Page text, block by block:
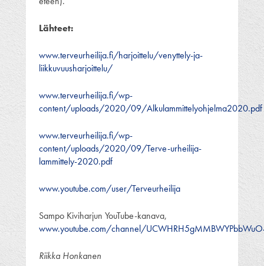
Lähteet:
www.terveurheilija.fi/harjoittelu/venyttely-ja-
liikkuvuusharjoittelu/
www.terveurheilija.fi/wp-
content/uploads/2020/09/Alkulammittelyohjelma2020.pdf
www.terveurheilija.fi/wp-
content/uploads/2020/09/Terve-urheilija-
lammittely-2020.pdf
www.youtube.com/user/Terveurheilija
Sampo Kiviharjun YouTube-kanava,
www.youtube.com/channel/
Riikka Honkanen